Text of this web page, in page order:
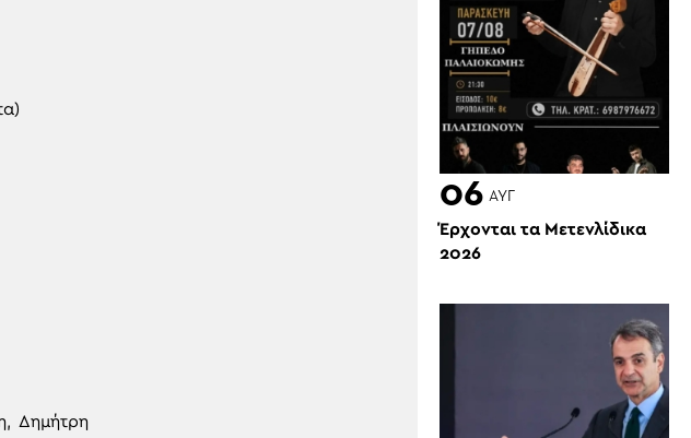
Δημήτρη
06 ΑΥΓ
Έρχονται τα Μετενλίδικα
2026